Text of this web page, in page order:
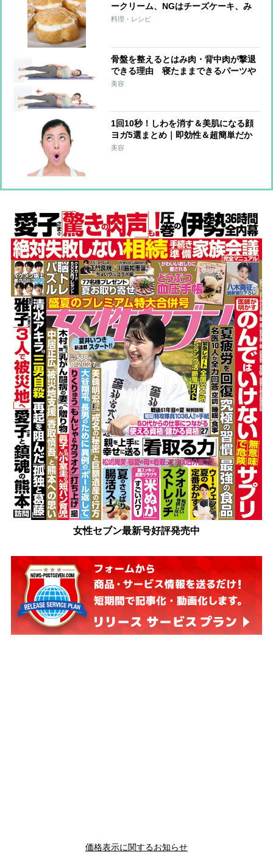
ークリーム、NGはチーズケーキ、み
たらし団子
料理・レシピ
骨盤を整えるとはみ肉・背中肉が撃退
できる理由 寝たままできるパーツや
せエクササイズ2つ
美容
1回10秒！しわを消す＆美肌になる顔
ヨガ5選まとめ｜即効性＆超簡単だか
ら続けられる！
美容
女性セブン最新号好評発売中
価格表示に関するお知らせ